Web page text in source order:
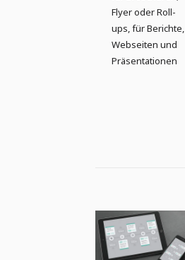
Flyer oder Roll-
ups, für Berichte,
Webseiten und
Präsentationen